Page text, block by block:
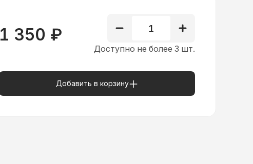
1 350 ₽ 1
Доступно не более 3 шт.
Добавить в корзину